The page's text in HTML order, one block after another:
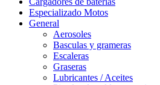
Especializado Motos
General
Aerosoles
Basculas y grameras
Escaleras
Graseras
Lubricantes / Aceites